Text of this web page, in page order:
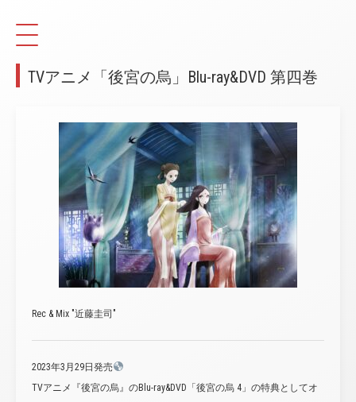
TVアニメ「後宮の烏」Blu-ray&DVD 第四巻
Rec & Mix "近藤圭司"
2023年3月29日発売
TVアニメ『後宮の烏』のBlu-ray&DVD「後宮の烏 4」の特典としてオ